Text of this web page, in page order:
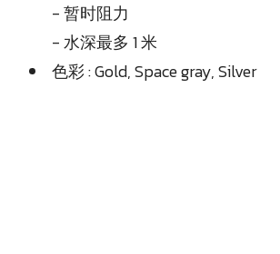
- 暂时阻力
- 水深最多 1 米
色彩 : Gold, Space gray, Silver